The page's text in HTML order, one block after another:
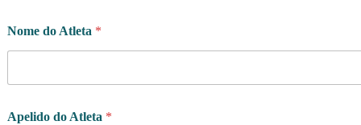
Nome do Atleta *
Apelido do Atleta *